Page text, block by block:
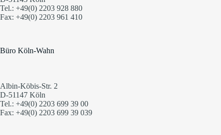
Tel.: +49(0) 2203 928 880
Fax: +49(0) 2203 961 410
Büro Köln-Wahn
Albin-Köbis-Str. 2
D-51147 Köln
Tel.: +49(0) 2203 699 39 00
Fax: +49(0) 2203 699 39 039